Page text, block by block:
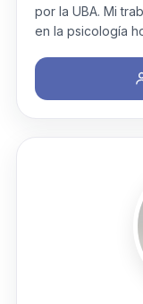
por la UBA. ​Mi
en la psicología